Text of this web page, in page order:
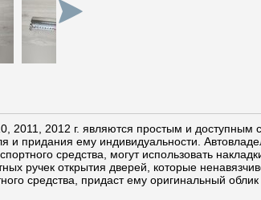
2011, 2012 г. являются простым и доступным
и придания ему индивидуальности.
средства, могут использовать
ручек открытия дверей, которые
средства, придаст ему оригинальный